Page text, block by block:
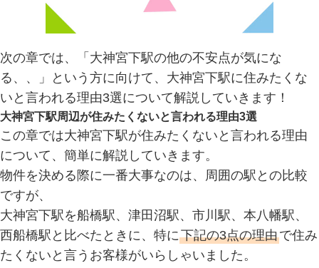
次の章では、「大神宮下駅の他の不安点が気にな
る、、」という方に向けて、大神宮下駅に住みたくな
いと言われる理由3選について解説していきます！
大神宮下駅周辺が住みたくないと言われる理由3選
この章では大神宮下駅が住みたくないと言われる理由
について、簡単に解説していきます。
物件を決める際に一番大事なのは、周囲の駅との比較
ですが、
大神宮下駅を船橋駅、津田沼駅、市川駅、本八幡駅、
西船橋駅と比べたときに、特に 下記の3点の理由で住み
たくないと言うお客様がいらしゃいました。